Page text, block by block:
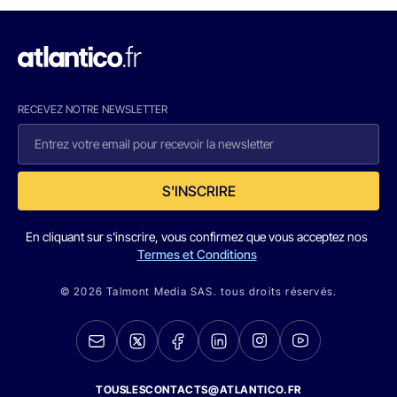
RECEVEZ NOTRE NEWSLETTER
S'INSCRIRE
En cliquant sur s'inscrire, vous confirmez que vous acceptez nos
Termes et Conditions
© 2026 Talmont Media SAS. tous droits réservés.
TOUSLESCONTACTS@ATLANTICO.FR